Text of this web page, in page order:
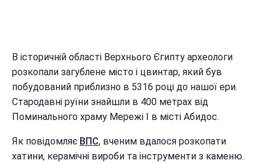
В історичній області Верхнього Єгипту археологи
розкопали загублене місто і цвинтар, який був
побудований приблизно в 5316 році до нашої ери.
Стародавні руїни знайшли в 400 метрах від
Поминального храму Мережі I в місті Абидос.
Як повідомляє ВПС, вченим вдалося розкопати
хатини, керамічні вироби та інструменти з каменю.